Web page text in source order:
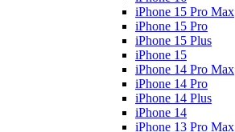
iPhone 15 Pro Max
iPhone 15 Pro
iPhone 15 Plus
iPhone 15
iPhone 14 Pro Max
iPhone 14 Pro
iPhone 14 Plus
iPhone 14
iPhone 13 Pro Max